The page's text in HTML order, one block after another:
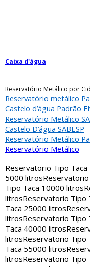
Caixa d'água
Reservatório Metálico por
Reservatório metálico
Castelo d’água Padrão
Reservatório Metálico
Castelo D’água SABESP
Reservatório Metálico
Reservatório Metálico
Reservatorio Tipo
5000 litros
Tipo Taca 10000 litros
litrosReservatorio Tipo
Taca 25000 litros
litrosReservatorio Tipo
Taca 40000 litros
litrosReservatorio Tipo
Taca 55000 litros
litrosReservatorio Tipo